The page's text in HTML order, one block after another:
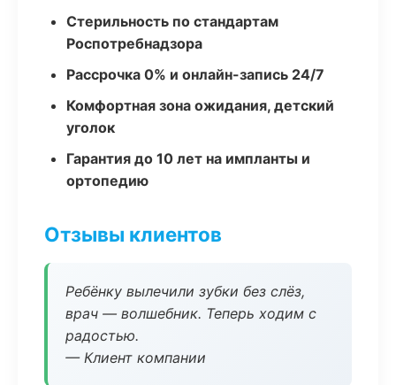
Стерильность по стандартам
Роспотребнадзора
Рассрочка 0% и онлайн-запись 24/7
Комфортная зона ожидания, детский
уголок
Гарантия до 10 лет на импланты и
ортопедию
Отзывы клиентов
Ребёнку вылечили зубки без слёз,
врач — волшебник. Теперь ходим с
радостью.
— Клиент компании